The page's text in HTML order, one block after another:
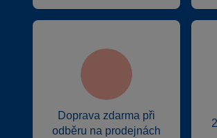
Doprava zdarma při
odběru na prodejnách